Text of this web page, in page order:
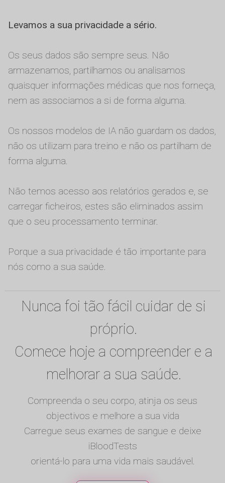
Levamos a sua privacidade a sério.
Os seus dados são sempre seus. Não
armazenamos, partilhamos ou analisamos
quaisquer informações médicas que nos forneça,
nem as associamos a si de forma alguma.
Os nossos modelos de IA não guardam os dados,
não os utilizam para treino e não os partilham de
forma alguma.
Não temos acesso aos relatórios gerados e, se
carregar ficheiros, estes são eliminados assim
que o seu processamento terminar.
Porque a sua privacidade é tão importante para
nós como a sua saúde.
Nunca foi tão fácil cuidar de si
próprio.
Comece hoje a compreender e a
melhorar a sua saúde.
Compreenda o seu corpo, atinja os seus
objectivos e melhore a sua vida
Carregue seus exames de sangue e deixe
iBloodTests
orientá-lo para uma vida mais saudável.